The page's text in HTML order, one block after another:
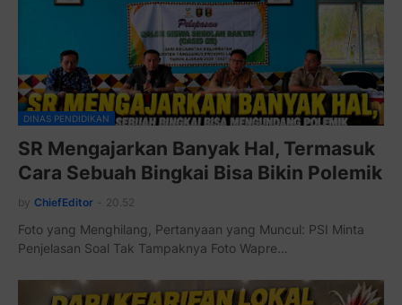
DINAS PENDIDIKAN
SR Mengajarkan Banyak Hal, Termasuk
Cara Sebuah Bingkai Bisa Bikin Polemik
by ChiefEditor 20.52
Foto yang Menghilang, Pertanyaan yang Muncul: PSI Minta
Penjelasan Soal Tak Tampaknya Foto Wapre…